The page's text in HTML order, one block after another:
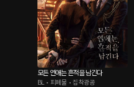
모든 연애는 흔적을 남긴다
BL • 피폐물 • 집착광공